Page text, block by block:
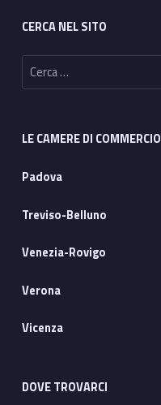
CERCA NEL SITO
Ricerca per:
LE CAMERE DI COMMERCIO
Padova
Treviso-Belluno
Venezia-Rovigo
Verona
Vicenza
DOVE TROVARCI